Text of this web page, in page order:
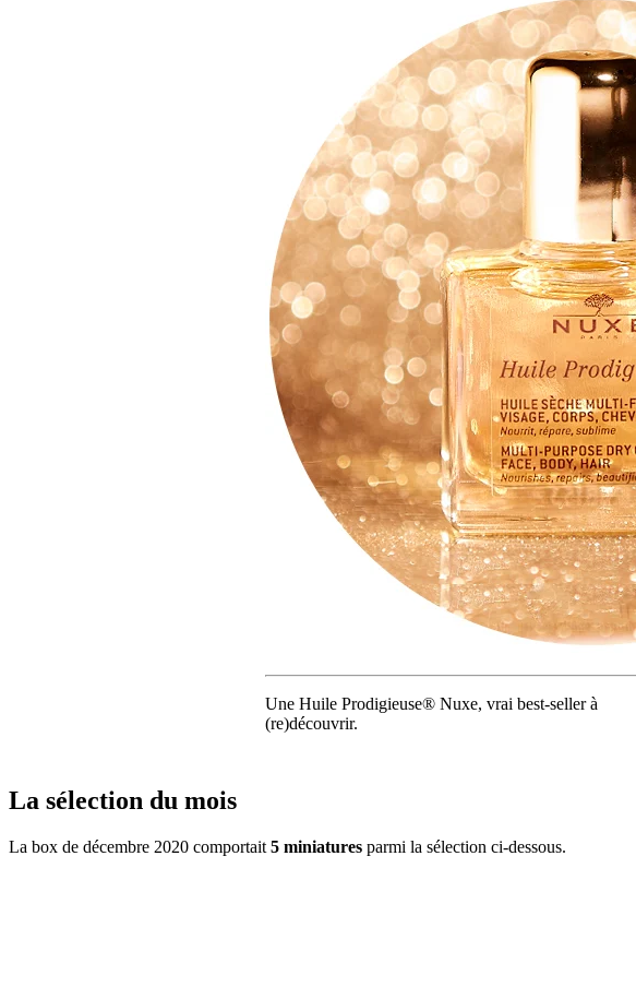
Une Huile Prodigieuse® Nuxe, vrai best-seller à
(re)découvrir.
La sélection du mois
La box de décembre 2020 comportait 5 miniatures parmi la sélection ci-dessous.